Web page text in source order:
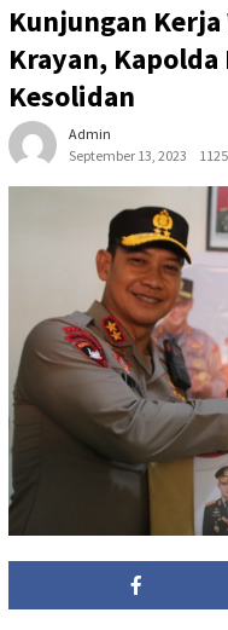
Kunjungan
Krayan,
Kesolidan
Admin
September 13, 2023